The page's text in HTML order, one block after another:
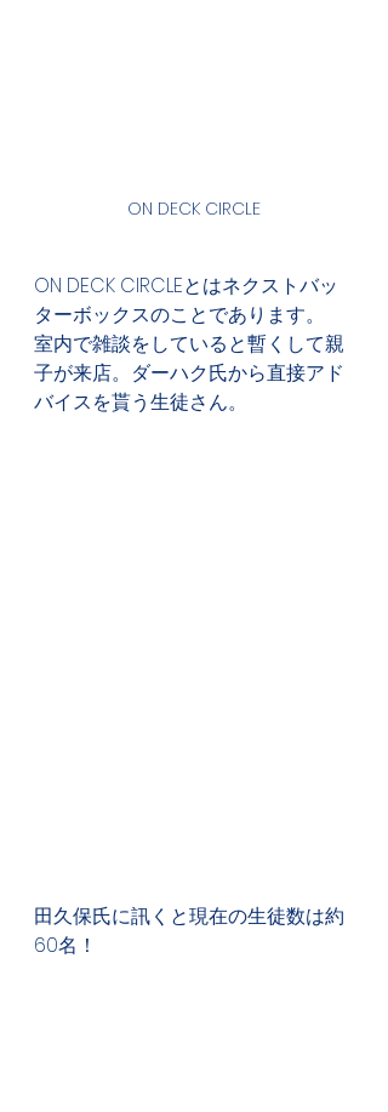
ON DECK CIRCLE
ON DECK CIRCLEとはネクストバッ
ターボックスのことであります。
室内で雑談をしていると暫くして親
子が来店。ダーハク氏から直接アド
バイスを貰う生徒さん。
田久保氏に訊くと現在の生徒数は約
60名！